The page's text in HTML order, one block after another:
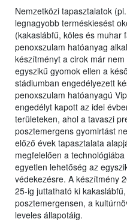
Nemzetközi tapasztalatok
legnagyobb terméskiesést
(kakaslábfű, köles és muhar
penoxszulam hatóanyag
készítményt a cirok már
egyszikű gyomok ellen a
stádiumban engedélyezett
penoxszulam hatóanyagú
engedélyt kapott az idei
területeken, ahol a tavaszi
posztemergens gyomirtást
előző évek tapasztalata
megfelelően a
egyetlen lehetőség az
védekezésre. A készítmény
25-ig juttatható ki
posztemergensen, a
leveles állapotáig.